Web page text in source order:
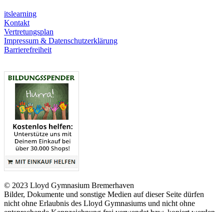
itslearning
Kontakt
Vertretungsplan
Impressum & Datenschutzerklärung
Barrierefreiheit
© 2023 Lloyd Gymnasium Bremerhaven
Bilder, Dokumente und sonstige Medien auf dieser Seite dürfen
nicht ohne Erlaubnis des Lloyd Gymnasiums und nicht ohne